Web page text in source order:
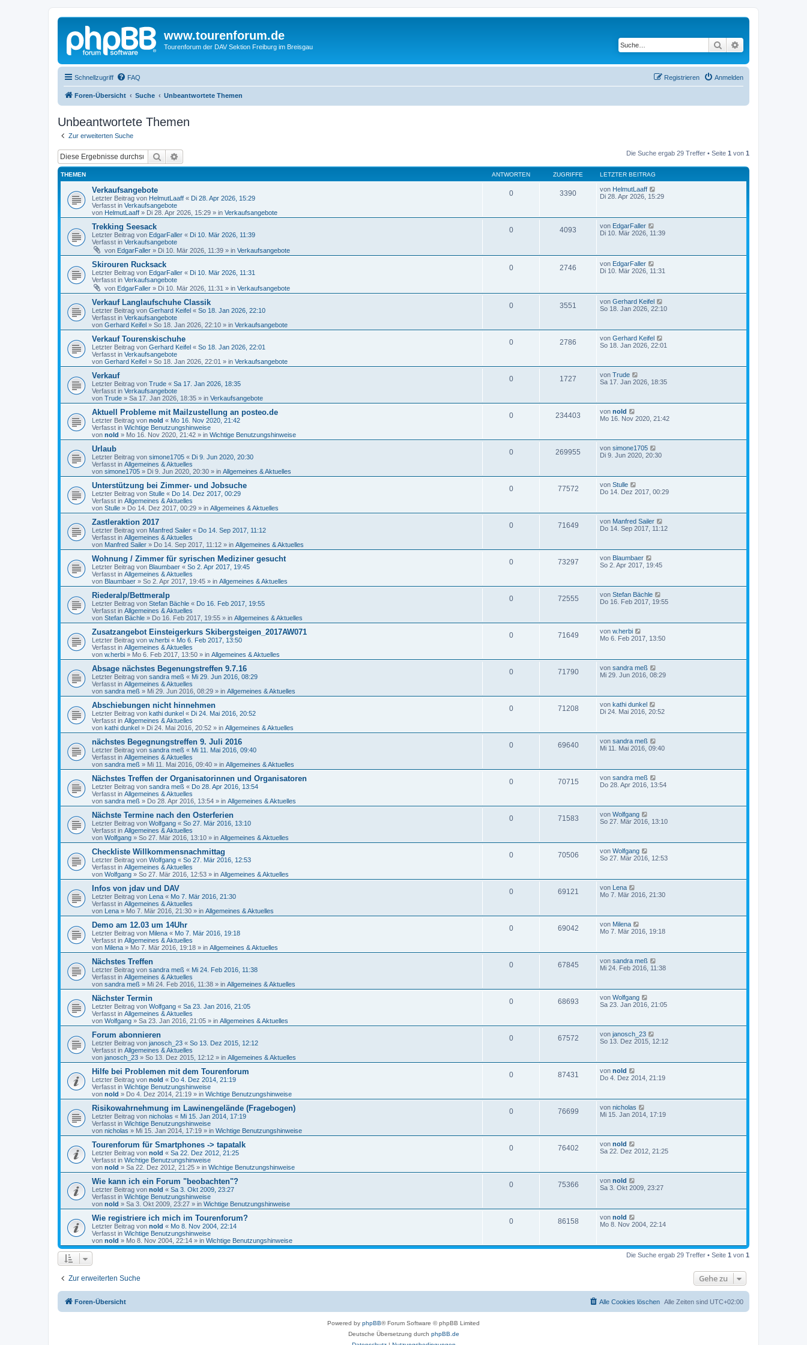
www.tourenforum.de
Tourenforum der DAV Sektion Freiburg im Breisgau Suche
Schnellzugriff FAQ Anmelden
Registrieren
Foren-Übersicht Suche Unbeantwortete Themen
Unbeantwortete Themen
Zur erweiterten Suche
Suche Die Suche ergab 29 Treffer • Seite 1 von 1
THEMEN ANTWORTEN ZUGRIFFE LETZTER BEITRAG
Verkaufsangebote
Letzter Beitrag von HelmutLaaff « Di 28. Apr 2026, 15:29
Verfasst in Verkaufsangebote
von HelmutLaaff » Di 28. Apr 2026, 15:29 » in Verkaufsangebote
0 3390 von HelmutLaaff
Di 28. Apr 2026, 15:29
Trekking Seesack
Letzter Beitrag von EdgarFaller « Di 10. Mär 2026, 11:39
Verfasst in Verkaufsangebote
von EdgarFaller » Di 10. Mär 2026, 11:39 » in Verkaufsangebote
0 4093 von EdgarFaller
Di 10. Mär 2026, 11:39
Skirouren Rucksack
Letzter Beitrag von EdgarFaller « Di 10. Mär 2026, 11:31
Verfasst in Verkaufsangebote
von EdgarFaller » Di 10. Mär 2026, 11:31 » in Verkaufsangebote
0 2746 von EdgarFaller
Di 10. Mär 2026, 11:31
Verkauf Langlaufschuhe Classik
Letzter Beitrag von Gerhard Keifel « So 18. Jan 2026, 22:10
Verfasst in Verkaufsangebote
von Gerhard Keifel » So 18. Jan 2026, 22:10 » in Verkaufsangebote
0 3551 von Gerhard Keifel
So 18. Jan 2026, 22:10
Verkauf Tourenskischuhe
Letzter Beitrag von Gerhard Keifel « So 18. Jan 2026, 22:01
Verfasst in Verkaufsangebote
von Gerhard Keifel » So 18. Jan 2026, 22:01 » in Verkaufsangebote
0 2786 von Gerhard Keifel
So 18. Jan 2026, 22:01
Verkauf
Letzter Beitrag von Trude « Sa 17. Jan 2026, 18:35
Verfasst in Verkaufsangebote
von Trude » Sa 17. Jan 2026, 18:35 » in Verkaufsangebote
0 1727 von Trude
Sa 17. Jan 2026, 18:35
Aktuell Probleme mit Mailzustellung an posteo.de
Letzter Beitrag von nold « Mo 16. Nov 2020, 21:42
Verfasst in Wichtige Benutzungshinweise
von nold » Mo 16. Nov 2020, 21:42 » in Wichtige Benutzungshinweise
0 234403 von nold
Mo 16. Nov 2020, 21:42
Urlaub
Letzter Beitrag von simone1705 « Di 9. Jun 2020, 20:30
Verfasst in Allgemeines & Aktuelles
von simone1705 » Di 9. Jun 2020, 20:30 » in Allgemeines & Aktuelles
0 269955 von simone1705
Di 9. Jun 2020, 20:30
Unterstützung bei Zimmer- und Jobsuche
Letzter Beitrag von Stulle « Do 14. Dez 2017, 00:29
Verfasst in Allgemeines & Aktuelles
von Stulle » Do 14. Dez 2017, 00:29 » in Allgemeines & Aktuelles
0 77572 von Stulle
Do 14. Dez 2017, 00:29
Zastleraktion 2017
Letzter Beitrag von Manfred Sailer « Do 14. Sep 2017, 11:12
Verfasst in Allgemeines & Aktuelles
von Manfred Sailer » Do 14. Sep 2017, 11:12 » in Allgemeines & Aktuelles
0 71649 von Manfred Sailer
Do 14. Sep 2017, 11:12
Wohnung / Zimmer für syrischen Mediziner gesucht
Letzter Beitrag von Blaumbaer « So 2. Apr 2017, 19:45
Verfasst in Allgemeines & Aktuelles
von Blaumbaer » So 2. Apr 2017, 19:45 » in Allgemeines & Aktuelles
0 73297 von Blaumbaer
So 2. Apr 2017, 19:45
Riederalp/Bettmeralp
Letzter Beitrag von Stefan Bächle « Do 16. Feb 2017, 19:55
Verfasst in Allgemeines & Aktuelles
von Stefan Bächle » Do 16. Feb 2017, 19:55 » in Allgemeines & Aktuelles
0 72555 von Stefan Bächle
Do 16. Feb 2017, 19:55
Zusatzangebot Einsteigerkurs Skibergsteigen_2017AW071
Letzter Beitrag von w.herbi « Mo 6. Feb 2017, 13:50
Verfasst in Allgemeines & Aktuelles
von w.herbi » Mo 6. Feb 2017, 13:50 » in Allgemeines & Aktuelles
0 71649 von w.herbi
Mo 6. Feb 2017, 13:50
Absage nächstes Begenungstreffen 9.7.16
Letzter Beitrag von sandra meß « Mi 29. Jun 2016, 08:29
Verfasst in Allgemeines & Aktuelles
von sandra meß » Mi 29. Jun 2016, 08:29 » in Allgemeines & Aktuelles
0 71790 von sandra meß
Mi 29. Jun 2016, 08:29
Abschiebungen nicht hinnehmen
Letzter Beitrag von kathi dunkel « Di 24. Mai 2016, 20:52
Verfasst in Allgemeines & Aktuelles
von kathi dunkel » Di 24. Mai 2016, 20:52 » in Allgemeines & Aktuelles
0 71208 von kathi dunkel
Di 24. Mai 2016, 20:52
nächstes Begegnungstreffen 9. Juli 2016
Letzter Beitrag von sandra meß « Mi 11. Mai 2016, 09:40
Verfasst in Allgemeines & Aktuelles
von sandra meß » Mi 11. Mai 2016, 09:40 » in Allgemeines & Aktuelles
0 69640 von sandra meß
Mi 11. Mai 2016, 09:40
Nächstes Treffen der Organisatorinnen und Organisatoren
Letzter Beitrag von sandra meß « Do 28. Apr 2016, 13:54
Verfasst in Allgemeines & Aktuelles
von sandra meß » Do 28. Apr 2016, 13:54 » in Allgemeines & Aktuelles
0 70715 von sandra meß
Do 28. Apr 2016, 13:54
Nächste Termine nach den Osterferien
Letzter Beitrag von Wolfgang « So 27. Mär 2016, 13:10
Verfasst in Allgemeines & Aktuelles
von Wolfgang » So 27. Mär 2016, 13:10 » in Allgemeines & Aktuelles
0 71583 von Wolfgang
So 27. Mär 2016, 13:10
Checkliste Willkommensnachmittag
Letzter Beitrag von Wolfgang « So 27. Mär 2016, 12:53
Verfasst in Allgemeines & Aktuelles
von Wolfgang » So 27. Mär 2016, 12:53 » in Allgemeines & Aktuelles
0 70506 von Wolfgang
So 27. Mär 2016, 12:53
Infos von jdav und DAV
Letzter Beitrag von Lena « Mo 7. Mär 2016, 21:30
Verfasst in Allgemeines & Aktuelles
von Lena » Mo 7. Mär 2016, 21:30 » in Allgemeines & Aktuelles
0 69121 von Lena
Mo 7. Mär 2016, 21:30
Demo am 12.03 um 14Uhr
Letzter Beitrag von Milena « Mo 7. Mär 2016, 19:18
Verfasst in Allgemeines & Aktuelles
von Milena » Mo 7. Mär 2016, 19:18 » in Allgemeines & Aktuelles
0 69042 von Milena
Mo 7. Mär 2016, 19:18
Nächstes Treffen
Letzter Beitrag von sandra meß « Mi 24. Feb 2016, 11:38
Verfasst in Allgemeines & Aktuelles
von sandra meß » Mi 24. Feb 2016, 11:38 » in Allgemeines & Aktuelles
0 67845 von sandra meß
Mi 24. Feb 2016, 11:38
Nächster Termin
Letzter Beitrag von Wolfgang « Sa 23. Jan 2016, 21:05
Verfasst in Allgemeines & Aktuelles
von Wolfgang » Sa 23. Jan 2016, 21:05 » in Allgemeines & Aktuelles
0 68693 von Wolfgang
Sa 23. Jan 2016, 21:05
Forum abonnieren
Letzter Beitrag von janosch_23 « So 13. Dez 2015, 12:12
Verfasst in Allgemeines & Aktuelles
von janosch_23 » So 13. Dez 2015, 12:12 » in Allgemeines & Aktuelles
0 67572 von janosch_23
So 13. Dez 2015, 12:12
Hilfe bei Problemen mit dem Tourenforum
Letzter Beitrag von nold « Do 4. Dez 2014, 21:19
Verfasst in Wichtige Benutzungshinweise
von nold » Do 4. Dez 2014, 21:19 » in Wichtige Benutzungshinweise
0 87431 von nold
Do 4. Dez 2014, 21:19
Risikowahrnehmung im Lawinengelände (Fragebogen)
Letzter Beitrag von nicholas « Mi 15. Jan 2014, 17:19
Verfasst in Wichtige Benutzungshinweise
von nicholas » Mi 15. Jan 2014, 17:19 » in Wichtige Benutzungshinweise
0 76699 von nicholas
Mi 15. Jan 2014, 17:19
Tourenforum für Smartphones -> tapatalk
Letzter Beitrag von nold « Sa 22. Dez 2012, 21:25
Verfasst in Wichtige Benutzungshinweise
von nold » Sa 22. Dez 2012, 21:25 » in Wichtige Benutzungshinweise
0 76402 von nold
Sa 22. Dez 2012, 21:25
Wie kann ich ein Forum "beobachten"?
Letzter Beitrag von nold « Sa 3. Okt 2009, 23:27
Verfasst in Wichtige Benutzungshinweise
von nold » Sa 3. Okt 2009, 23:27 » in Wichtige Benutzungshinweise
0 75366 von nold
Sa 3. Okt 2009, 23:27
Wie registriere ich mich im Tourenforum?
Letzter Beitrag von nold « Mo 8. Nov 2004, 22:14
Verfasst in Wichtige Benutzungshinweise
von nold » Mo 8. Nov 2004, 22:14 » in Wichtige Benutzungshinweise
0 86158 von nold
Mo 8. Nov 2004, 22:14
Die Suche ergab 29 Treffer • Seite 1 von 1
Zur erweiterten Suche Gehe zu
Foren-Übersicht Alle Zeiten sind UTC+02:00
Alle Cookies löschen
Powered by phpBB® Forum Software © phpBB Limited
Deutsche Übersetzung durch phpBB.de